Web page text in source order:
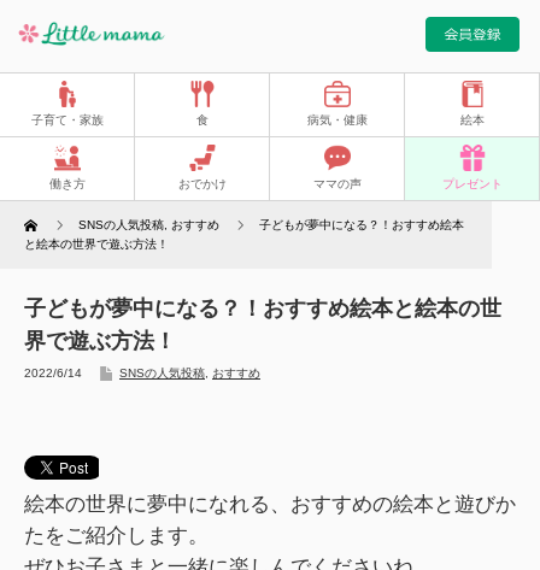
子育て・家族 食 病気・健康 絵本
働き方 おでかけ ママの声 プレゼント
Home SNSの人気投稿 おすすめ
子どもが夢中になる？！おすすめ絵本
と絵本の世界で遊ぶ方法！
子どもが夢中になる？！おすすめ絵本と絵本の世
界で遊ぶ方法！
2022/6/14 SNSの人気投稿 おすすめ
絵本の世界に夢中になれる、おすすめの絵本と遊びか
たをご紹介します。